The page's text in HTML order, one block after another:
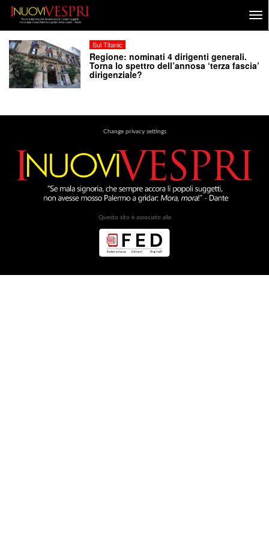
Sul Titanic
Regione: nominati 4 dirigenti generali.
Torna lo spettro dell’annosa ‘terza fascia’
dirigenziale?
Change privacy settings
Questo sito è associato alla